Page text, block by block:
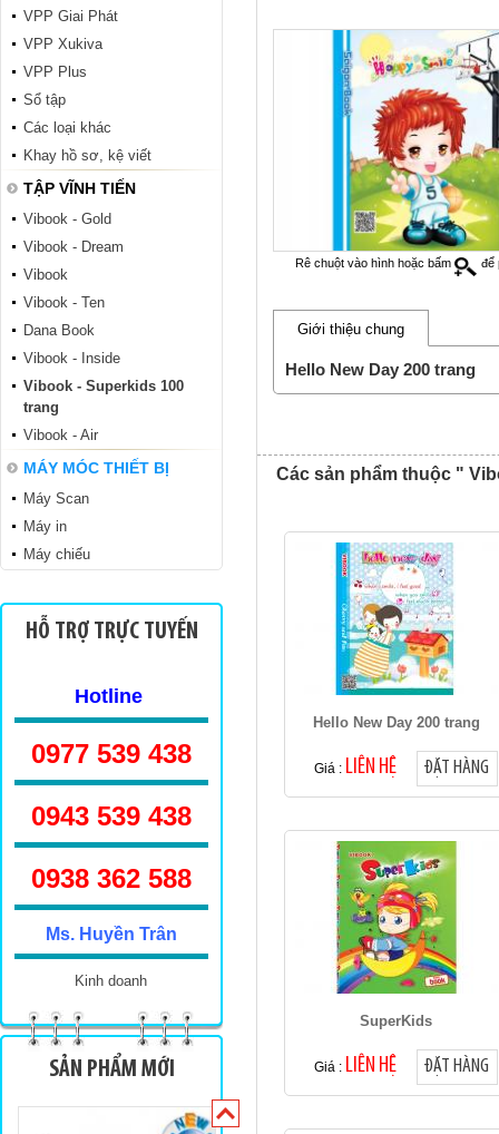
VPP Giai Phát
VPP Xukiva
VPP Plus
Sổ tập
Các loại khác
Khay hồ sơ, kệ viết
TẬP VĨNH TIẾN
Vibook - Gold
Vibook - Dream
Vibook
Vibook - Ten
Dana Book
Vibook - Inside
Vibook - Superkids 100
trang
Vibook - Air
MÁY MÓC THIẾT BỊ
Máy Scan
Máy in
Máy chiếu
HỖ TRỢ TRỰC TUYẾN
Hotline
0977 539 438
0943 539 438
0938 362 588
Ms. Huyền Trân
Kinh doanh
SẢN PHẨM MỚI
Conan 96 trang
Tập sinh viên TSV
Sinh viên TKN 200
Sinh viên TKN 160
Sinh viên 100 trang
Rê chuột vào hình hoặc bấm để
Giới thiệu chung
Hello New Day 200 trang
Các sản phẩm thuộc "
Hello New Day 200 trang
Giá : LIÊN HỆ ĐẶT HÀNG
SuperKids
Giá : LIÊN HỆ ĐẶT HÀNG